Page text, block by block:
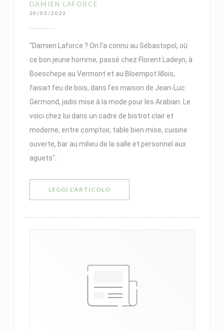
DAMIEN LAFORCE
20/03/2022
"Damien Laforce ? On l’a connu au Sébastopol, où
ce bon jeune homme, passé chez Florent Ladeyn, à
Boeschepe au Vermont et au Bloempot lillois,
faisait feu de bois, dans l’ex maison de Jean-Luc
Germond, jadis mise à la mode pour les Arabian. Le
voici chez lui dans un cadre de bistrot clair et
moderne, entre comptoir, table bien mise, cuisine
ouverte, bar au milieu de la salle et personnel aux
aguets".
LEGGI L'ARTICOLO((APRE UNA NUOVA FINESTRA))